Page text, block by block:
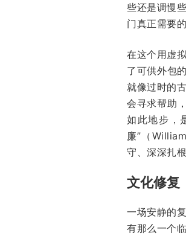
些还是调慢
门真正需要
在这个用虚
了可供外包
就像过时的
会寻求帮助
如此地步，
廉”（
守、深深扎
文化修复
一场安静的
有那么一个